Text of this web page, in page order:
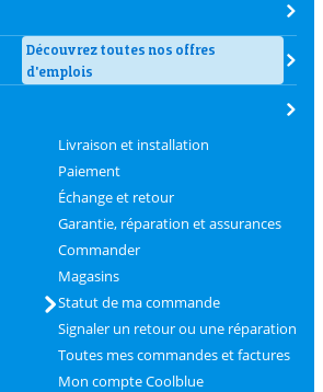
Découvrez toutes nos offres
d'emplois
Livraison et installation
Paiement
Échange et retour
Garantie, réparation et assurances
Commander
Magasins
Statut de ma commande
Signaler un retour ou une réparation
Toutes mes commandes et factures
Mon compte Coolblue